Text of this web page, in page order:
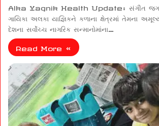
Alka Yagnik Health Update: સંગીત
ગાયિકા અલકા યાજ્ઞિકને કળાના ક્ષેત્રમાં તેમના
દેશના સર્વોચ્ચ નાગરિક સન્માનોમાંના…
Read More »